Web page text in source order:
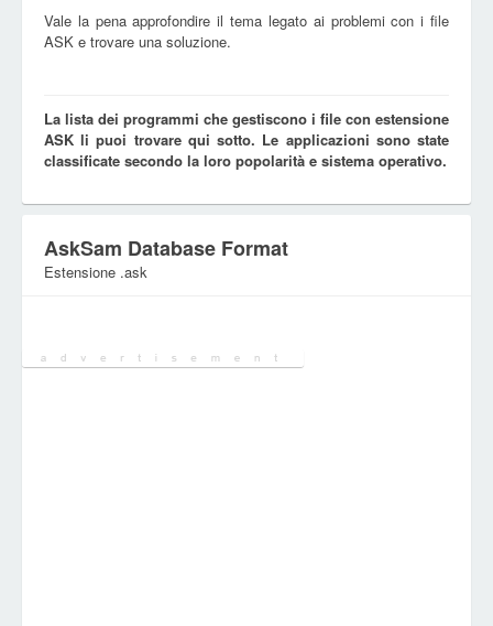
Vale la pena approfondire il tema legato ai problemi con i file
ASK e trovare una soluzione.
La lista dei programmi che gestiscono i file con estensione
ASK li puoi trovare qui sotto. Le applicazioni sono state
classificate secondo la loro popolarità e sistema operativo.
AskSam Database Format
Estensione .ask